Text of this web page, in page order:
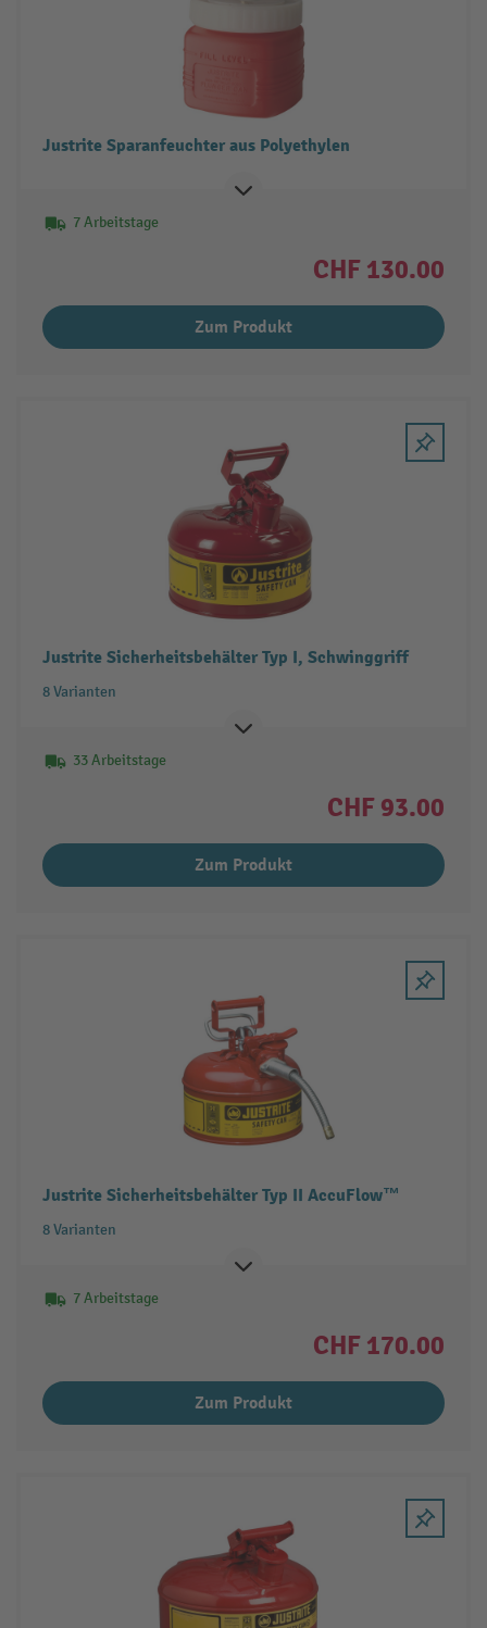
Justrite Sparanfeuchter aus Polyethylen
7 Arbeitstage
CHF 130.00
Zum Produkt
Justrite Sicherheitsbehälter Typ I, Schwinggriff
8 Varianten
33 Arbeitstage
CHF 93.00
Zum Produkt
Justrite Sicherheitsbehälter Typ II AccuFlow™
8 Varianten
7 Arbeitstage
CHF 170.00
Zum Produkt